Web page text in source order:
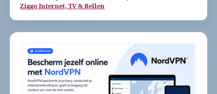
Ziggo Internet, TV & Bellen